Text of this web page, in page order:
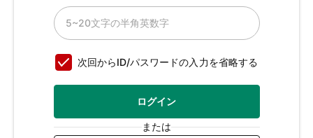
次回からID/パスワードの入力を省略する
ログイン
または